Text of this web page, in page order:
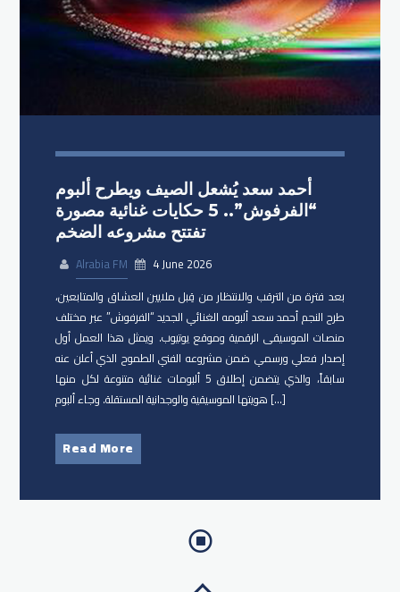
أحمد سعد يُشعل الصيف ويطرح ألبوم
“الفرفوش”.. 5 حكايات غنائية مصورة
تفتتح مشروعه الضخم
Alrabia FM
4 June 2026
بعد فترة من الترقب والانتظار من قِبل ملايين العشاق والمتابعين،
طرح النجم أحمد سعد ألبومه الغنائي الجديد “الفرفوش” عبر مختلف
منصات الموسيقى الرقمية وموقع يوتيوب. ويمثل هذا العمل أول
إصدار فعلي ورسمي ضمن مشروعه الفني الطموح الذي أعلن عنه
سابقاً، والذي يتضمن إطلاق 5 ألبومات غنائية متنوعة لكل منها
هويتها الموسيقية والوجدانية المستقلة. وجاء ألبوم […]
Read More